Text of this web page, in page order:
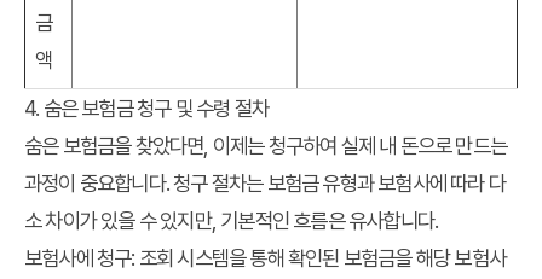
금
액
4. 숨은 보험금 청구 및 수령 절차
숨은 보험금을 찾았다면, 이제는 청구하여 실제 내 돈으로 만드는
과정이 중요합니다. 청구 절차는 보험금 유형과 보험사에 따라 다
소 차이가 있을 수 있지만, 기본적인 흐름은 유사합니다.
보험사에 청구: 조회 시스템을 통해 확인된 보험금을 해당 보험사